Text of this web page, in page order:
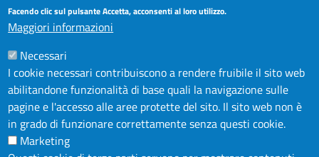
PUBBLICITÀ LEGALE
AMMINISTRAZIONE TRASPARENTE
AZIENDA SPECIALE IN.FORM.A.
AZIENDA SPECIALE SSEA
ATTIVO
MODULISTICA
SERVIZIONLINE
URP
Facendo clic sul pulsante Accetta, acconsenti al loro utilizzo.
Maggiori informazioni
Necessari
I cookie necessari contribuiscono a rendere fruibile il sito web
abilitandone funzionalità di base quali la navigazione sulle
pagine e l'accesso alle aree protette del sito. Il sito web non è
in grado di funzionare correttamente senza questi cookie.
Marketing